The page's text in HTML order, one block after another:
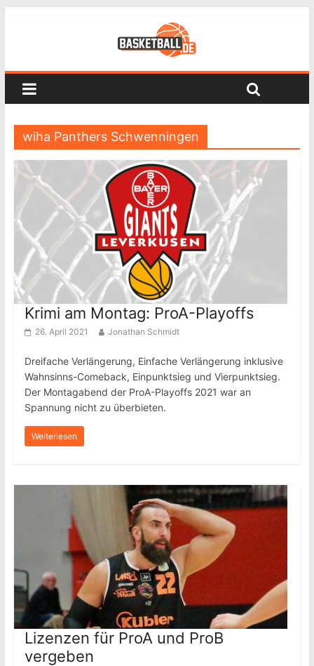
wiha Panthers Schwenningen
Krimi am Montag: ProA-Playoffs
26. April 2021 Jonathan Schmidt
Dreifache Verlängerung, Einfache Verlängerung inklusive
Wahnsinns-Comeback, Einpunktsieg und Vierpunktsieg.
Der Montagabend der ProA-Playoffs 2021 war an
Spannung nicht zu überbieten.
Weiterlesen
Lizenzen für ProA und ProB
vergeben